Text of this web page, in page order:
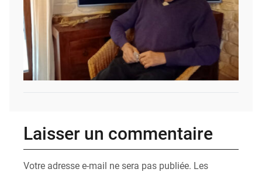
Laisser un commentaire
Votre adresse e-mail ne sera pas publiée. Les